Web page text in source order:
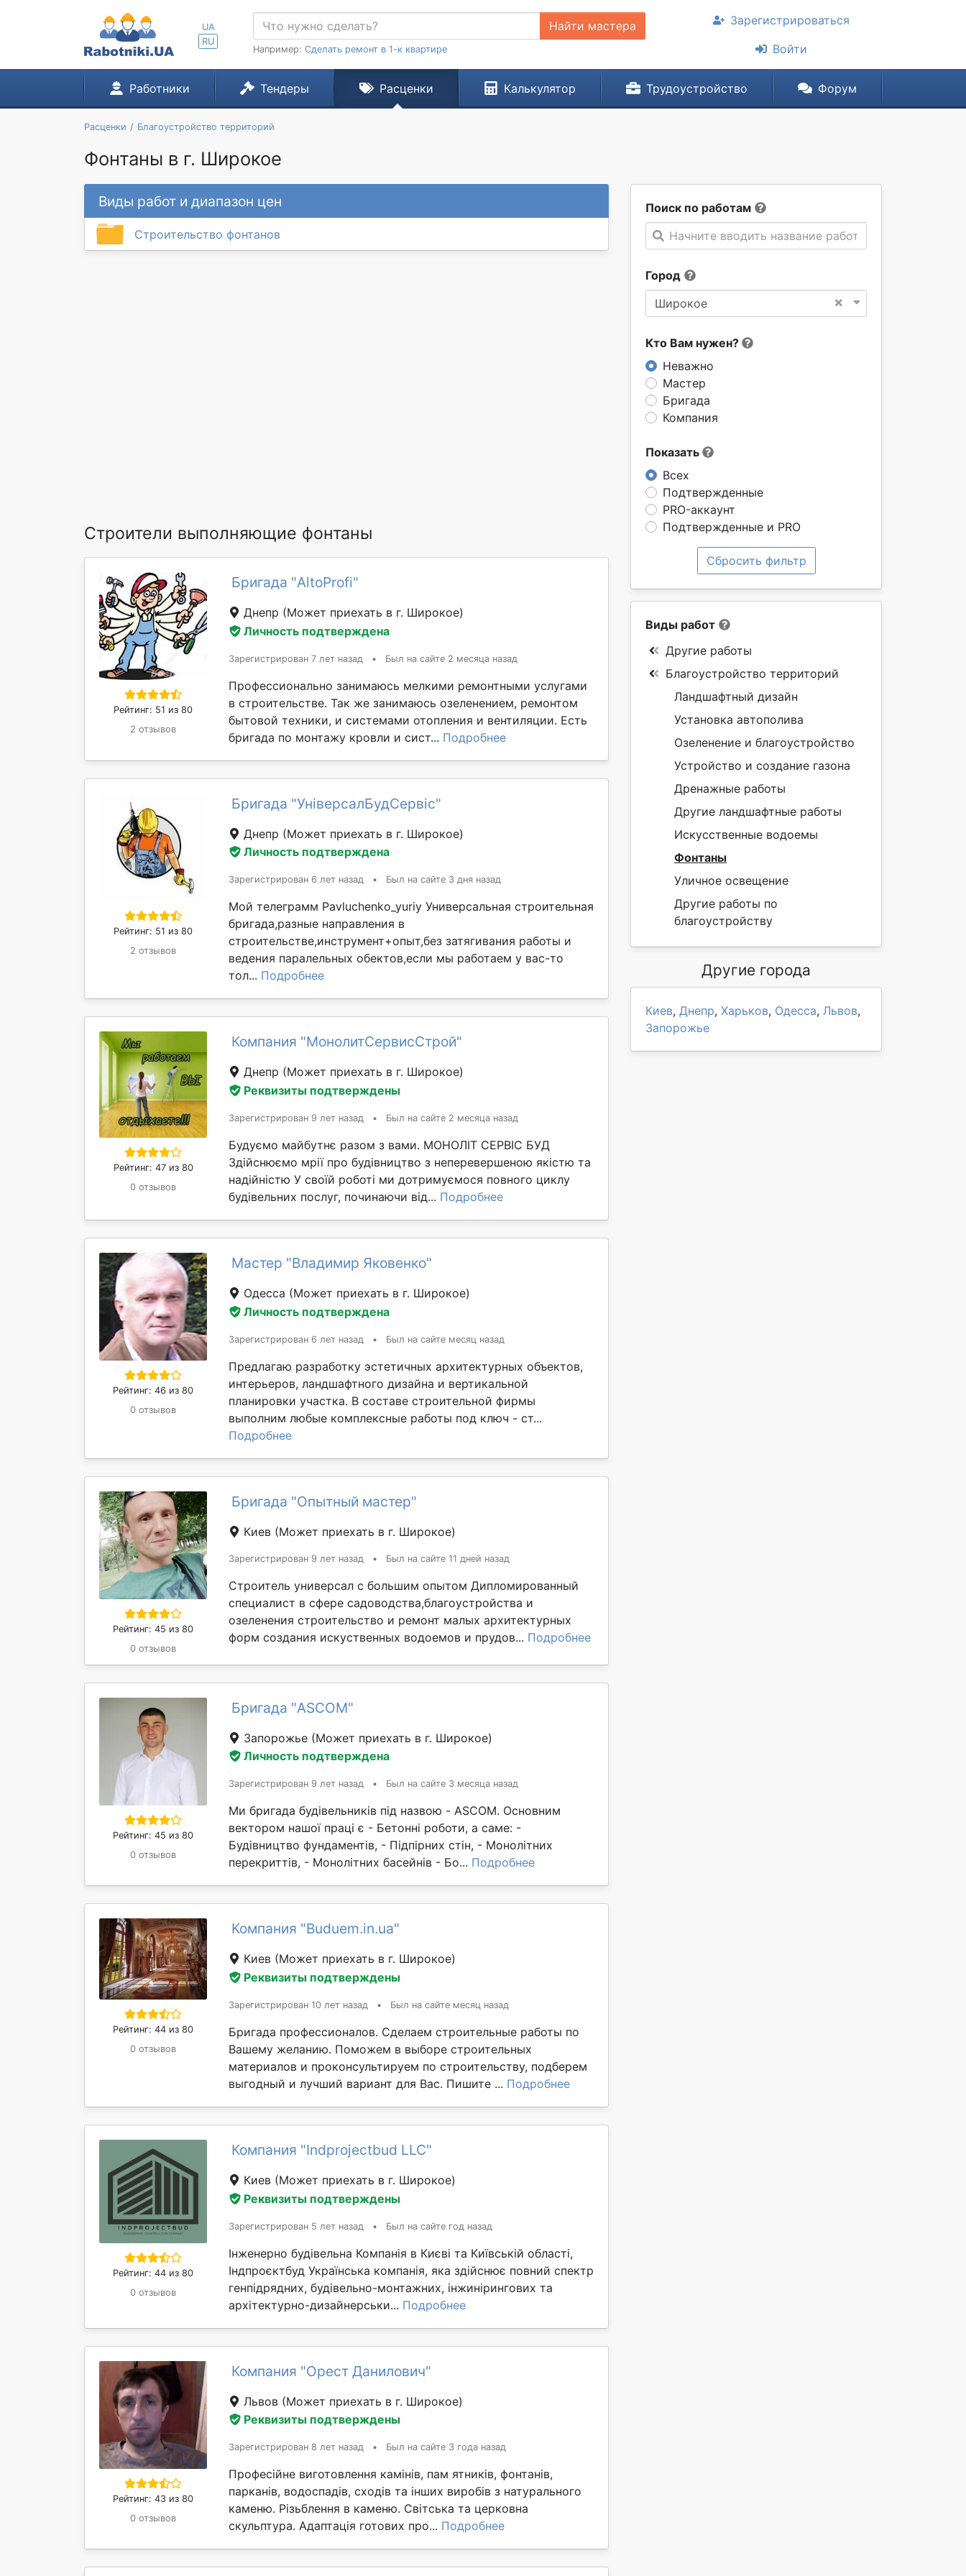
UA
RU
Найти мастера
Например: Сделать ремонт в 1-к квартире
Зарегистрироваться
Войти
Работники Тендеры Расценки Калькулятор Трудоустройство Форум
Расценки Благоустройство территорий
Фонтаны в г. Широкое
Поиск по работам
Начните вводить название работы
Город
×
Широкое
Кто Вам нужен?
Неважно
Мастер
Бригада
Компания
Показать
Всех
Подтвержденные
PRO-аккаунт
Подтвержденные и PRO
Сбросить фильтр
Виды работ и диапазон цен
Строительство фонтанов
Строители выполняющие фонтаны
Рейтинг: 51 из 80
2 отзывов
Бригада "AltoProfi"
Днепр (Может приехать в г. Широкое)
Личность подтверждена
Зарегистрирован 7 лет назад • Был на сайте 2 месяца назад
Профессионально занимаюсь мелкими ремонтными услугами
в строительстве. Так же занимаюсь озеленением, ремонтом
бытовой техники, и системами отопления и вентиляции. Есть
бригада по монтажу кровли и сист... Подробнее
Рейтинг: 51 из 80
2 отзывов
Бригада "УніверсалБудСервіс"
Днепр (Может приехать в г. Широкое)
Личность подтверждена
Зарегистрирован 6 лет назад • Был на сайте 3 дня назад
Мой телеграмм Pavluchenko_yuriy Универсальная строительная
бригада,разные направления в
строительстве,инструмент+опыт,без затягивания работы и
ведения паралельных обектов,если мы работаем у вас-то
тол... Подробнее
Рейтинг: 47 из 80
0 отзывов
Компания "МонолитСервисСтрой"
Днепр (Может приехать в г. Широкое)
Реквизиты подтверждены
Зарегистрирован 9 лет назад • Был на сайте 2 месяца назад
Будуємо майбутнє разом з вами. МОНОЛІТ СЕРВІС БУД
Здійснюємо мрії про будівництво з неперевершеною якістю та
надійністю У своїй роботі ми дотримуємося повного циклу
будівельних послуг, починаючи від... Подробнее
Рейтинг: 46 из 80
0 отзывов
Мастер "Владимир Яковенко"
Одесса (Может приехать в г. Широкое)
Личность подтверждена
Зарегистрирован 6 лет назад • Был на сайте месяц назад
Предлагаю разработку эстетичных архитектурных объектов,
интерьеров, ландшафтного дизайна и вертикальной
планировки участка. В составе строительной фирмы
выполним любые комплексные работы под ключ - ст...
Подробнее
Рейтинг: 45 из 80
0 отзывов
Бригада "Опытный мастер"
Киев (Может приехать в г. Широкое)
Зарегистрирован 9 лет назад • Был на сайте 11 дней назад
Строитель универсал с большим опытом Дипломированный
специалист в сфере садоводства,благоустройства и
озеленения строительство и ремонт малых архитектурных
форм создания искуственных водоемов и прудов... Подробнее
Рейтинг: 45 из 80
0 отзывов
Бригада "ASCOM"
Запорожье (Может приехать в г. Широкое)
Личность подтверждена
Зарегистрирован 9 лет назад • Был на сайте 3 месяца назад
Ми бригада будівельників під назвою - ASCOM. Основним
вектором нашої праці є - Бетонні роботи, а саме: -
Будівництво фундаментів, - Підпірних стін, - Монолітних
перекриттів, - Монолітних басейнів - Бо... Подробнее
Рейтинг: 44 из 80
0 отзывов
Компания "Buduem.in.ua"
Киев (Может приехать в г. Широкое)
Реквизиты подтверждены
Зарегистрирован 10 лет назад • Был на сайте месяц назад
Бригада профессионалов. Сделаем строительные работы по
Вашему желанию. Поможем в выборе строительных
материалов и проконсультируем по строительству, подберем
выгодный и лучший вариант для Вас. Пишите ... Подробнее
Рейтинг: 44 из 80
0 отзывов
Компания "Indprojectbud LLC"
Киев (Может приехать в г. Широкое)
Реквизиты подтверждены
Зарегистрирован 5 лет назад • Был на сайте год назад
Інженерно будівельна Компанія в Києві та Київській області,
Індпроєктбуд Українська компанія, яка здійснює повний спектр
генпідрядних, будівельно-монтажних, інжинірингових та
архітектурно-дизайнерськи... Подробнее
Рейтинг: 43 из 80
0 отзывов
Компания "Орест Данилович"
Львов (Может приехать в г. Широкое)
Реквизиты подтверждены
Зарегистрирован 8 лет назад • Был на сайте 3 года назад
Професійне виготовлення камінів, пам ятників, фонтанів,
парканів, водоспадів, сходів та інших виробів з натурального
каменю. Різьблення в каменю. Світська та церковна
скульптура. Адаптація готових про... Подробнее
Виды работ
Другие работы
Благоустройство территорий
Ландшафтный дизайн
Установка автополива
Озеленение и благоустройство
Устройство и создание газона
Дренажные работы
Другие ландшафтные работы
Искусственные водоемы
Фонтаны
Уличное освещение
Другие работы по
благоустройству
Другие города
Киев, Днепр, Харьков, Одесса, Львов,
Запорожье